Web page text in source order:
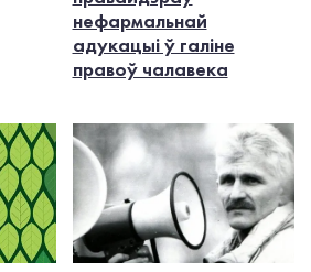
нефармальнай
адукацыі ў галіне
правоў чалавека